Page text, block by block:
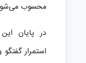
محسوب
در پایان
استمرار